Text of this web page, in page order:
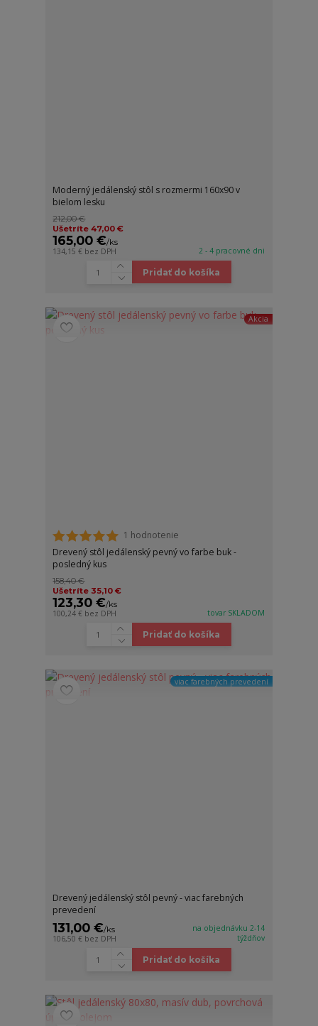
Moderný jedálenský stôl s rozmermi 160x90 v
bielom lesku
212,00 €
Ušetríte 47,00 €
165,00 €/ks
134,15 € bez DPH 2 - 4 pracovné dni
Pridať do košíka
Akcia
1 hodnotenie
Drevený stôl jedálenský pevný vo farbe buk -
posledný kus
158,40 €
Ušetríte 35,10 €
123,30 €/ks
100,24 € bez DPH tovar SKLADOM
Pridať do košíka
viac farebných prevedení
Drevený jedálenský stôl pevný - viac farebných
prevedení
131,00 €/ks
106,50 € bez DPH
na objednávku 2-14
týždňov
Pridať do košíka